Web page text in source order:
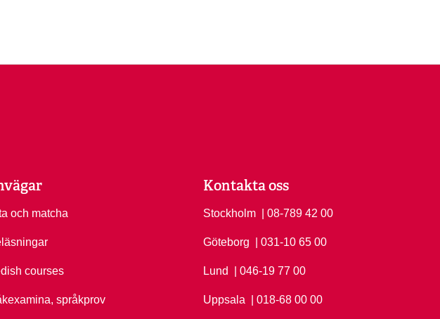
och matcha
courses
språkprov
Kontakta oss
Stockholm Ring Stockholm på
| 08-789 42 00
Göteborg Ring Göteborg på
| 031-10 65 00
Lund Ring Lund på
| 046-19 77 00
Uppsala Ring Uppsala på
| 018-68 00 00